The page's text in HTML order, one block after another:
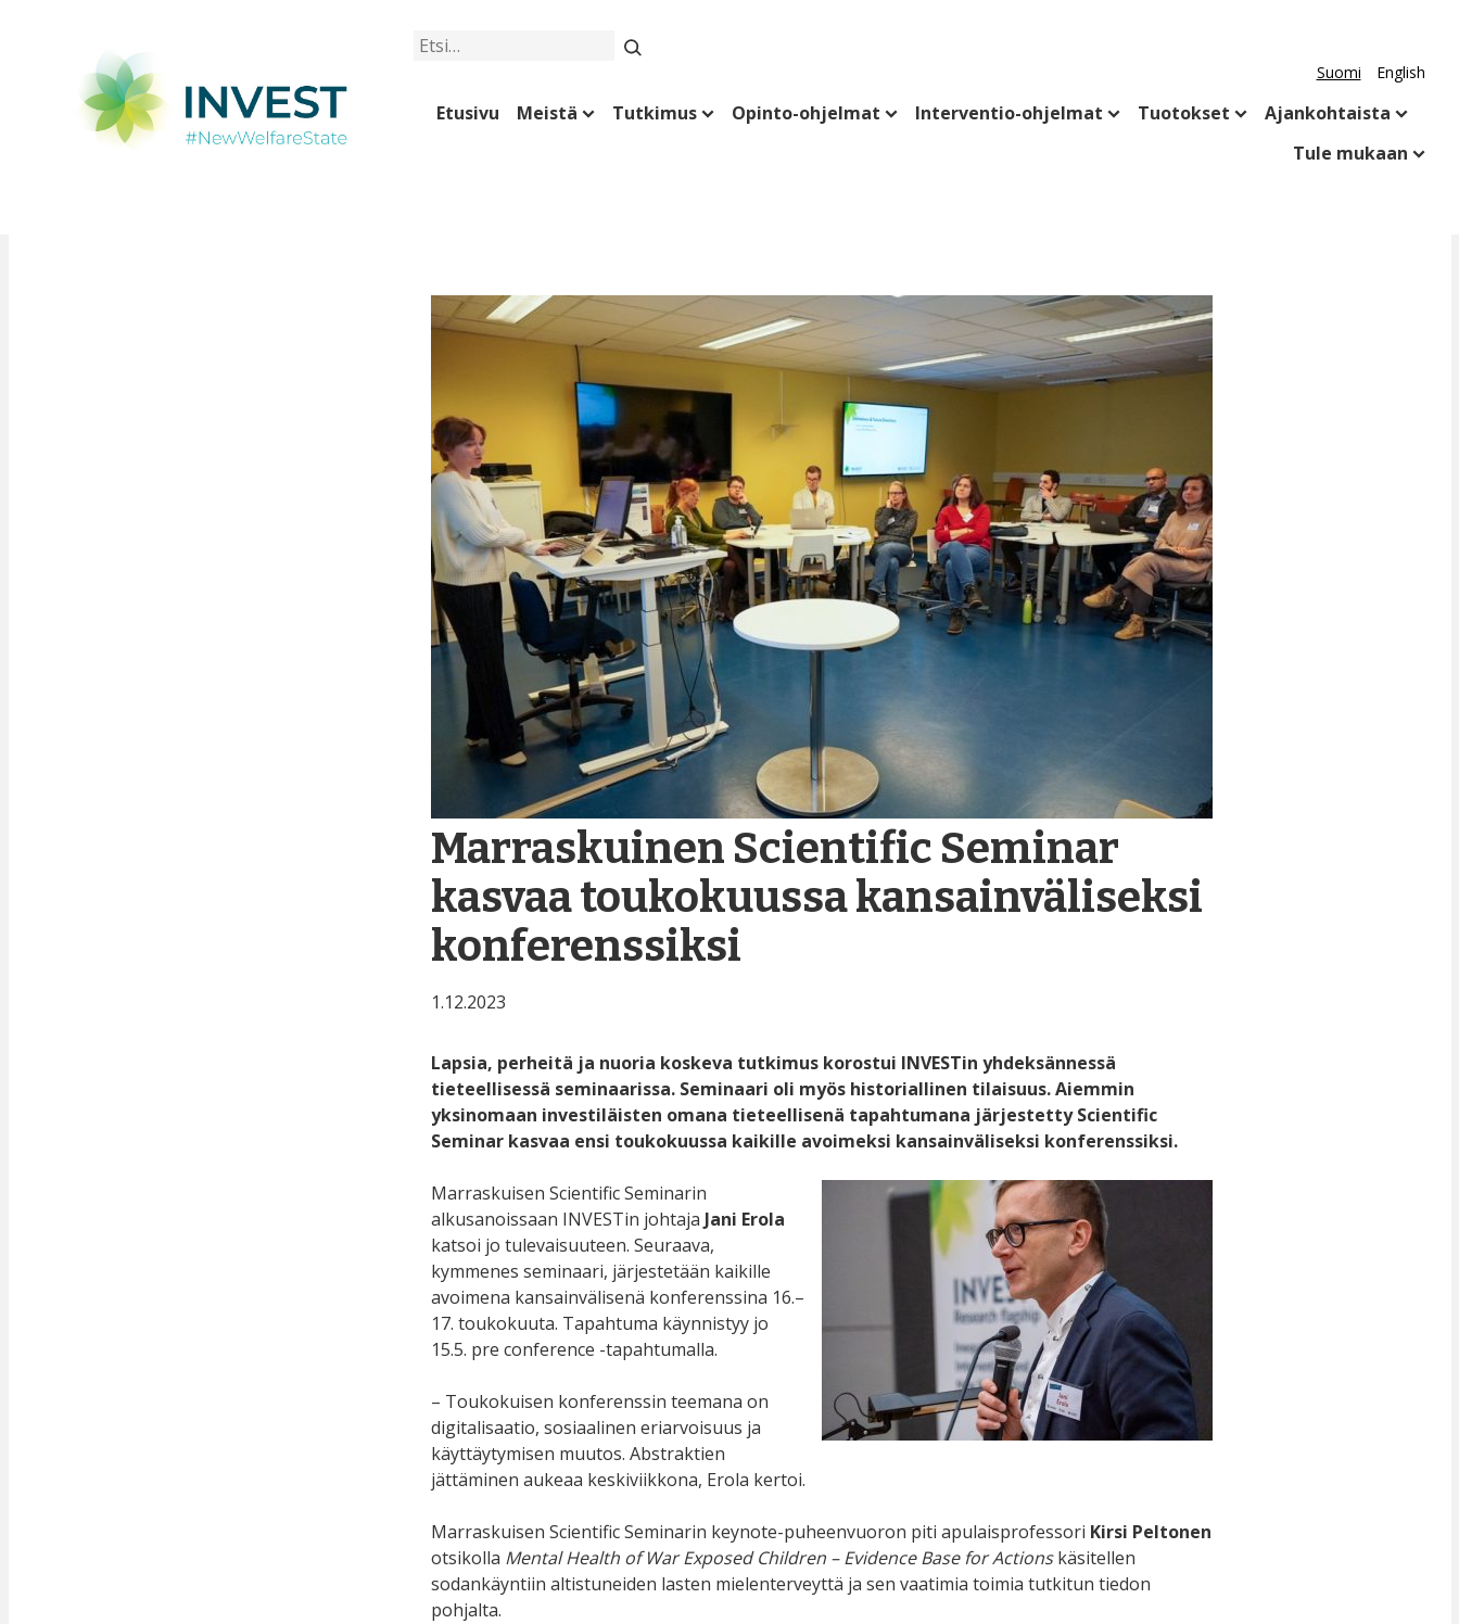
Etsi
Suomi English
Etusivu Meistä Tutkimus Opinto-ohjelmat Interventio-ohjelmat Tuotokset
Ajankohtaista
Tule mukaan
Marraskuinen Scientific Seminar
kasvaa toukokuussa kansainväliseksi
konferenssiksi
1.12.2023
Lapsia, perheitä ja nuoria koskeva tutkimus korostui INVESTin yhdeksännessä
tieteellisessä seminaarissa. Seminaari oli myös historiallinen tilaisuus. Aiemmin
yksinomaan investiläisten omana tieteellisenä tapahtumana järjestetty Scientific
Seminar kasvaa ensi toukokuussa kaikille avoimeksi kansainväliseksi konferenssiksi.
Marraskuisen Scientific Seminarin
alkusanoissaan INVESTin johtaja Jani Erola
katsoi jo tulevaisuuteen. Seuraava,
kymmenes seminaari, järjestetään kaikille
avoimena kansainvälisenä konferenssina 16.–
17. toukokuuta. Tapahtuma käynnistyy jo
15.5. pre conference -tapahtumalla.
– Toukokuisen konferenssin teemana on
digitalisaatio, sosiaalinen eriarvoisuus ja
käyttäytymisen muutos. Abstraktien
jättäminen aukeaa keskiviikkona, Erola kertoi.
Marraskuisen Scientific Seminarin keynote-puheenvuoron piti apulaisprofessori Kirsi Peltonen
otsikolla Mental Health of War Exposed Children – Evidence Base for Actionskäsitellen
sodankäyntiin altistuneiden lasten mielenterveyttä ja sen vaatimia toimia tutkitun tiedon
pohjalta.